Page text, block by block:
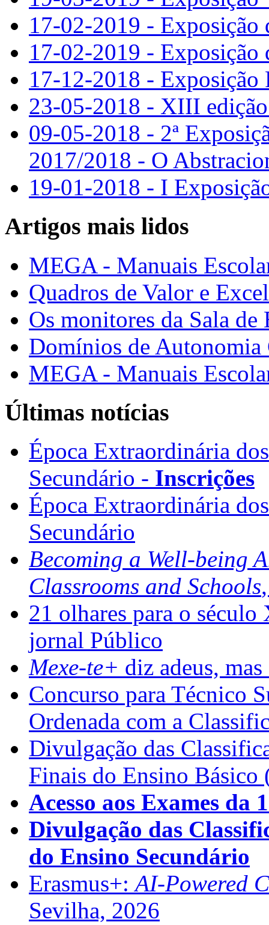
17-02-2019 - Exposição
17-02-2019 -
17-12-2018 - Exposição
23-05-2018 - XIII
09-05-2018 - 2ª
2017/2018 - O
19-01-2018 - I
Artigos mais lidos
MEGA - Manuais
Quadros de Valor e
Os monitores da Sala de
Domínios de Autonomia
MEGA - Manuais
Últimas notícias
Época Extraordinária
Secundário - Inscrições
Época Extraordinária
Secundário
Becoming a Well-being
Classrooms and Schools
21 olhares para o
jornal Público
Mexe-te+ diz adeus,
Concurso para Técnico
Ordenada com a
Divulgação das
Finais do Ensino Básico
Acesso aos Exames da
Divulgação das
do Ensino Secundário
Erasmus+:AI-Powered
Sevilha, 2026